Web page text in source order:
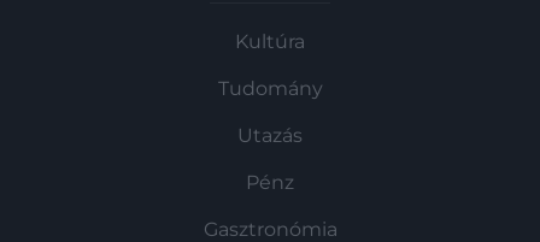
Kultúra
Tudomány
Utazás
Pénz
Gasztronómia